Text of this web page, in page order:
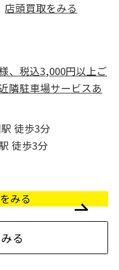
店頭買取をみる
、税込3,000円以上ご
隣駐車場サービスあ
駅 徒歩3分
徒歩3分
みる
る